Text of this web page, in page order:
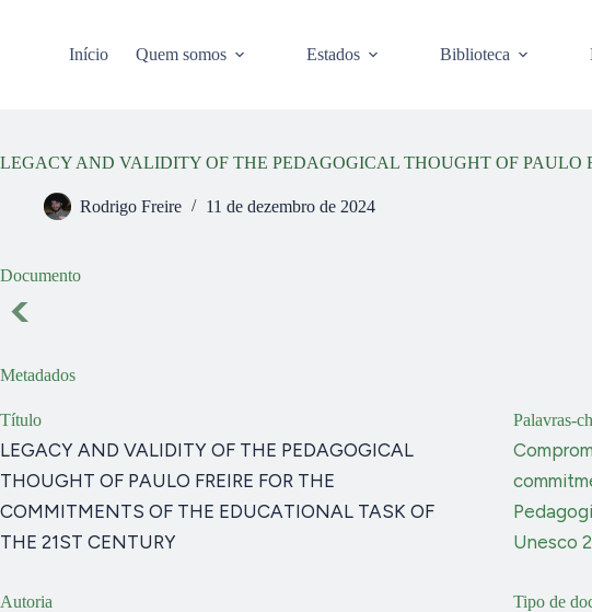
Início Quem somos Estados Biblioteca
LEGACY AND VALIDITY OF THE PEDAGOGICAL THOUGHT OF PAULO
Rodrigo Freire 11 de dezembro de 2024
Documento
Metadados
Título
LEGACY AND VALIDITY OF THE PEDAGOGICAL
THOUGHT OF PAULO FREIRE FOR THE
COMMITMENTS OF THE EDUCATIONAL TASK OF
THE 21ST CENTURY
Autoria
Palavras-
Unesco
Tipo de